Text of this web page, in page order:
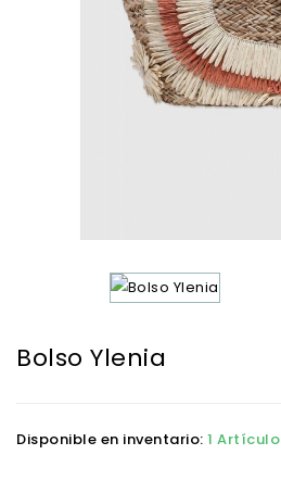
Bolso Ylenia
Disponible en inventario: 1 Artículo